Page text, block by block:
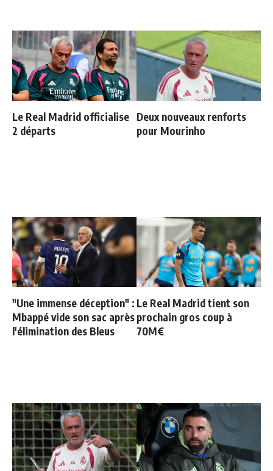
Le Real Madrid officialise
2 départs
Deux nouveaux renforts
pour Mourinho
"Une immense déception" :
Mbappé vide son sac après
l'élimination des Bleus
Le Real Madrid tient son
prochain gros coup à
70M€